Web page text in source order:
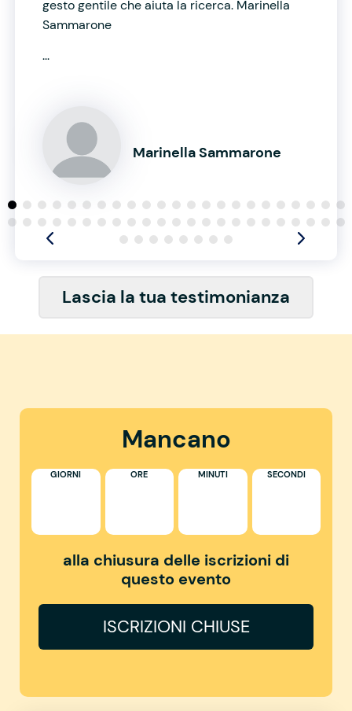
gesto gentile che aiuta la ricerca. Marinella
Sammarone
...
Marinella Sammarone
Lascia la tua testimonianza
Mancano
GIORNI ORE MINUTI SECONDI
alla chiusura delle iscrizioni di
questo evento
ISCRIZIONI CHIUSE